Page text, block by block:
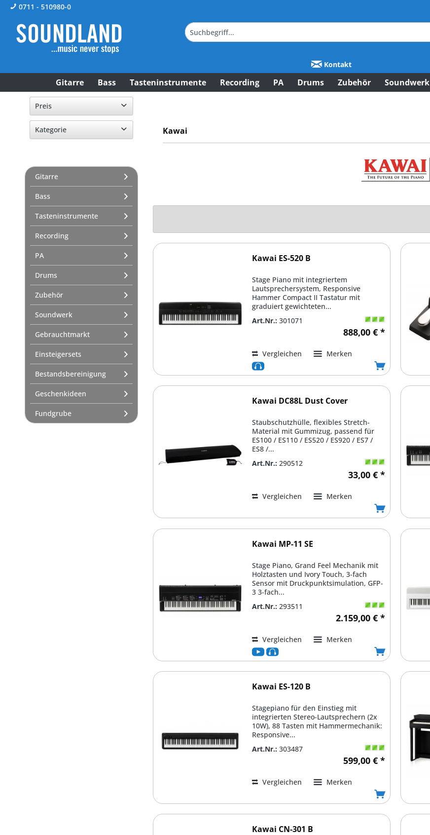
0711 - 510980-0
Kontakt
Gitarre Bass Tasteninstrumente Recording PA Drums Zubehör Soundwerk
Preis
von10,00 €bis3829,00 €
Kategorie
Digitalpianos
Bundles
mit Lautsprecher
ohne Lautsprecher
Kopfhörer und Verstärker
Studiokopfhörer
Zubehör
Taschen & Cases
Abdeckungen
Zubehör
Ständer/Stative
Keyboardständer
Netzteile
Netzteile
Einsteigersets
Gitarre
Bass
Tasteninstrumente
Recording
PA
Drums
Zubehör
Soundwerk
Gebrauchtmarkt
Einsteigersets
Bestandsbereinigung
Geschenkideen
Fundgrube
Kawai
Kawai ES-520 B
Stage Piano mit integriertem
Lautsprechersystem, Responsive
Hammer Compact II Tastatur mit
graduiert gewichteten...
Art.Nr.: 301071
888,00 € *
Vergleichen Merken
Kawai DC88L Dust Cover
Staubschutzhülle, flexibles Stretch-
Material mit Gummizug, passend für
ES100 / ES110 / ES520 / ES920 / ES7 /
ES8 /...
Art.Nr.: 290512
33,00 € *
Vergleichen Merken
Kawai MP-11 SE
Stage Piano, Grand Feel Mechanik mit
Holztasten und Ivory Touch, 3-fach
Sensor mit Druckpunktsimulation, GFP-
3 3-fach...
Art.Nr.: 293511
2.159,00 € *
Vergleichen Merken
Kawai ES-120 B
Stagepiano für den Einstieg mit
integrierten Stereo-Lautsprechern (2x
10W), 88 Tasten mit Hammermechanik:
Responsive...
Art.Nr.: 303487
599,00 € *
Vergleichen Merken
Kawai CN-301 B